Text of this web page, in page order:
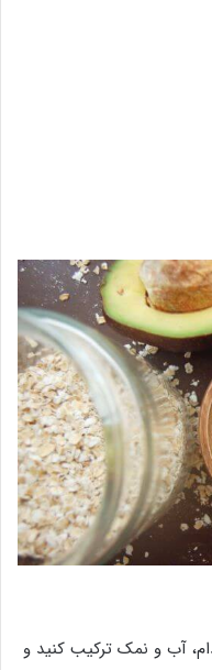
آب و نمک ترکیب کنید و